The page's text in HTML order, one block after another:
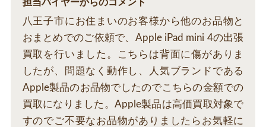
担当バイヤーからのコメント
八王子市にお住まいのお客様から他のお品物と
おまとめでのご依頼で、Apple iPad mini 4の出張
買取を行いました。こちらは背面に傷がありま
したが、問題なく動作し、人気ブランドである
Apple製品のお品物でしたのでこちらの金額での
買取になりました。Apple製品は高価買取対象で
すのでご不要なお品物がありましたらお気軽に